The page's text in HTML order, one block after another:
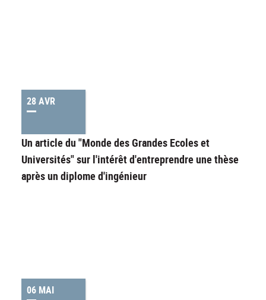
28 AVR
Un article du "Monde des Grandes Ecoles et
Universités" sur l'intérêt d'entreprendre une thèse
après un diplome d'ingénieur
06 MAI